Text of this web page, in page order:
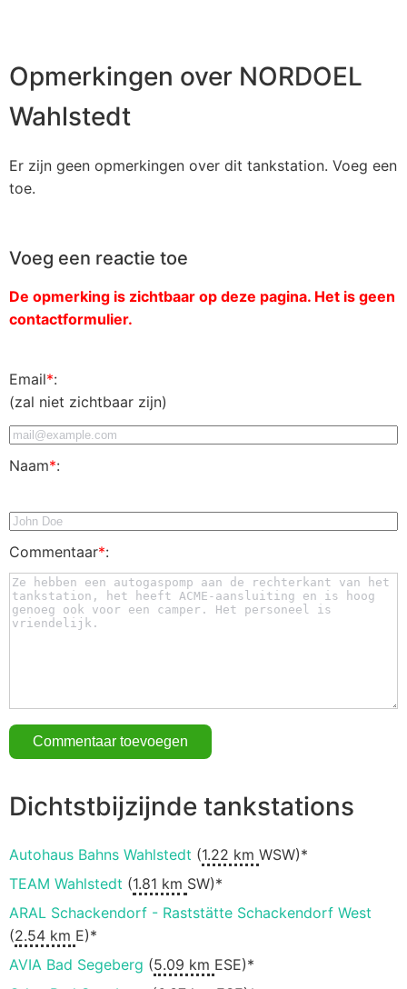
Opmerkingen over NORDOEL
Wahlstedt
Er zijn geen opmerkingen over dit tankstation. Voeg een
toe.
Voeg een reactie toe
De opmerking is zichtbaar op deze pagina. Het is geen
contactformulier.
Email*:
(zal niet zichtbaar zijn)
Naam*:
Commentaar*:
Dichtstbijzijnde tankstations
Autohaus Bahns Wahlstedt (1.22 km WSW)*
TEAM Wahlstedt (1.81 km SW)*
ARAL Schackendorf - Raststätte Schackendorf West
(2.54 km E)*
AVIA Bad Segeberg (5.09 km ESE)*